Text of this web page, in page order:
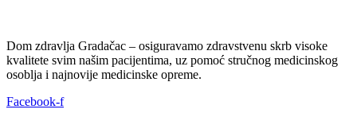
Dom zdravlja Gradačac – osiguravamo zdravstvenu skrb visoke
kvalitete svim našim pacijentima, uz pomoć stručnog medicinskog
osoblja i najnovije medicinske opreme.
Facebook-f